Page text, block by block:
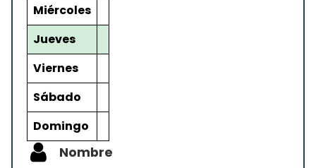
Miércoles
Jueves
Viernes
Sábado
Domingo
Nombre